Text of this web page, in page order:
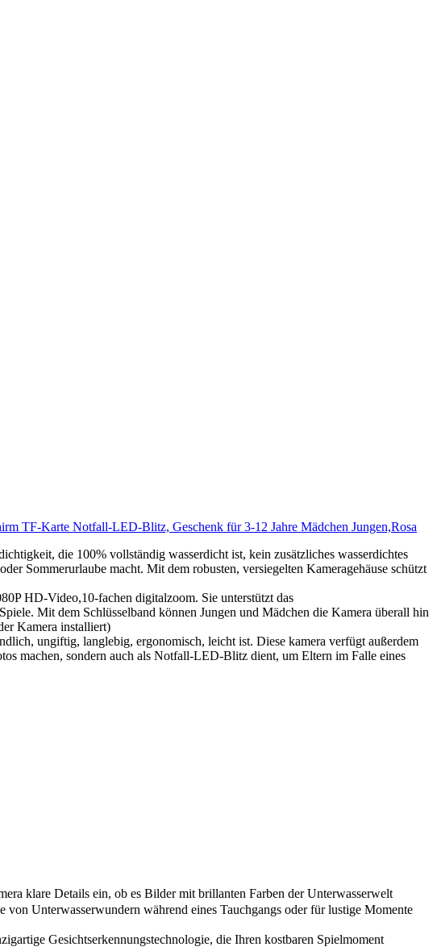
TF-Karte Notfall-LED-Blitz, Geschenk für 3-12 Jahre Mädchen Jungen,Rosa
die 100% vollständig wasserdicht ist, kein zusätzliches wasserdichtes
Sommerurlaube macht. Mit dem robusten, versiegelten Kameragehäuse schützt
HD-Video,10-fachen digitalzoom. Sie unterstützt das
Mit dem Schlüsselband können Jungen und Mädchen die Kamera überall hin
Kamera installiert)
ungiftig, langlebig, ergonomisch, leicht ist. Diese kamera verfügt außerdem
machen, sondern auch als Notfall-LED-Blitz dient, um Eltern im Falle eines
klare Details ein, ob es Bilder mit brillanten Farben der Unterwasserwelt
Unterwasserwundern während eines Tauchgangs oder für lustige Momente
Gesichtserkennungstechnologie, die Ihren kostbaren Spielmoment